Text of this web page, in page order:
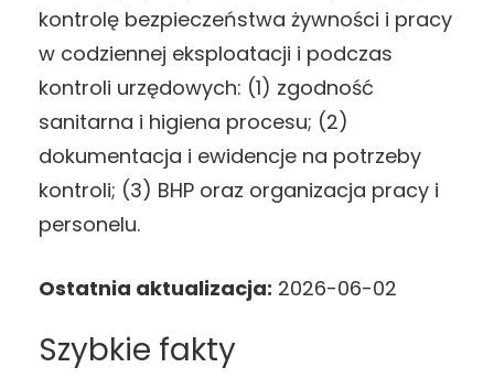
kontrolę bezpieczeństwa żywności i pracy
w codziennej eksploatacji i podczas
kontroli urzędowych: (1) zgodność
sanitarna i higiena procesu; (2)
dokumentacja i ewidencje na potrzeby
kontroli; (3) BHP oraz organizacja pracy i
personelu.
Ostatnia aktualizacja: 2026-06-02
Szybkie fakty